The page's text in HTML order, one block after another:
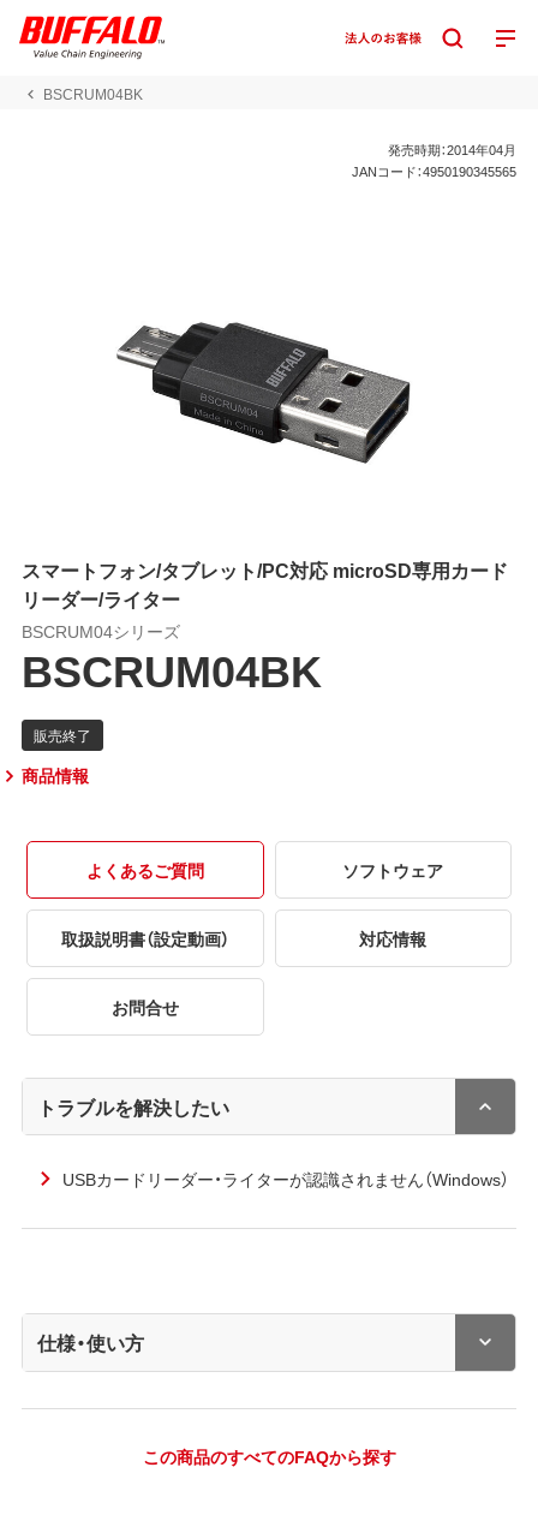
BSCRUM04BK
発売時期：2014年04月
JANコード：4950190345565
スマートフォン/タブレット/PC対応 microSD専用カード
リーダー/ライター
BSCRUM04シリーズ
BSCRUM04BK
商品情報
よくあるご質問 ソフトウェア
取扱説明書（設定動画） 対応情報
お問合せ
トラブルを解決したい
USBカードリーダー・ライターが認識されません（Windows）
仕様・使い方
この商品のすべてのFAQから探す